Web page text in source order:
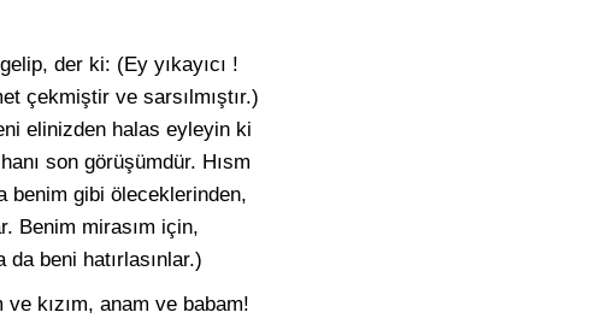
der ki: (Ey yıkayıcı !
çekmiştir ve sarsılmıştır.)
elinizden halas eyleyin ki
son görüşümdür. Hısm
benim gibi öleceklerinden,
Benim mirasım için,
beni hatırlasınlar.)
kızım, anam ve babam!